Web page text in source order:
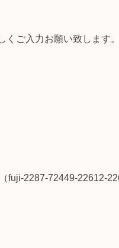
ご入力お願い致します。
2287-72449-22612-